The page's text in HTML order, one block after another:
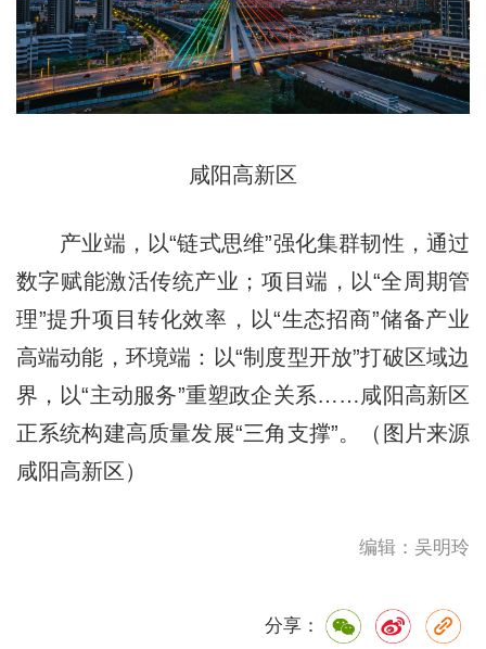
咸阳高新区
产业端，以“链式思维”强化集群韧性，通过
数字赋能激活传统产业；项目端，以“全周期管
理”提升项目转化效率，以“生态招商”储备产业
高端动能，环境端：以“制度型开放”打破区域边
界，以“主动服务”重塑政企关系……咸阳高新区
正系统构建高质量发展“三角支撑”。（图片来源
咸阳高新区）
编辑：吴明玲
分享：